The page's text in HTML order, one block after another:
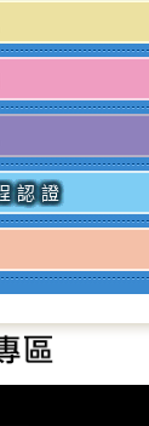
認證